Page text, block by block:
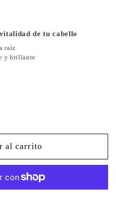
de tu cabello
raíz
y brillante
al carrito